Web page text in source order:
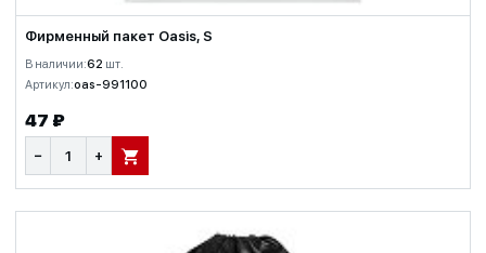
Фирменный пакет Oasis, S
В наличии:62 шт.
Артикул:oas-991100
47 ₽
− + В КОРЗИНУ